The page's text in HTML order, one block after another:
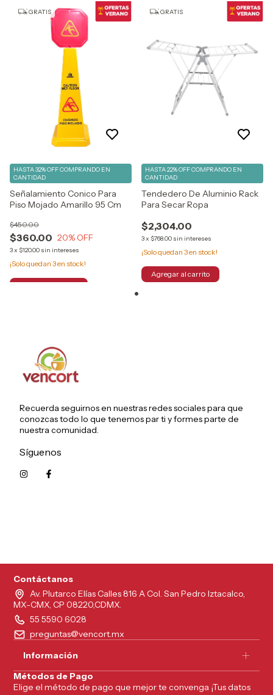
GRATIS
Señalamiento Conico Para
Piso Mojado Amarillo 95 Cm
$360.00
$450.00
20% OFF
3x $120.00 sin intereses
HASTA 32% OFFCOMPRANDO EN
CANTIDAD
¡Solo quedan 3en stock!
GRATIS
Tendedero De Aluminio Rack
Para Secar Ropa
$2,304.00
3x $768.00 sin intereses
HASTA 22% OFFCOMPRANDO EN
CANTIDAD
¡Solo quedan 3en stock!
Recuerda seguirnos en nuestras redes sociales para que
conozcas todo lo que tenemos par ti y formes parte de
nuestra comunidad.
Síguenos
Contáctanos
Av. Plutarco Elías Calles 816 A Col. San Pedro Iztacalco,
MX-CMX, CP 08220,CDMX.
55 5590 6028
preguntas@vencort.mx
Información
Métodos de Pago
Elige el método de pago que mejor te convenga ¡Tus datos